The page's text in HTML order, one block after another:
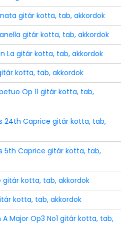
gitár kotta, tab, akkordok
gitár kotta, tab, akkordok
La gitár kotta, tab, akkordok
kotta, tab, akkordok
Op 11 gitár kotta, tab,
24th Caprice gitár kotta, tab,
5th Caprice gitár kotta, tab,
gitár kotta, tab, akkordok
kotta, tab, akkordok
Major Op3 No1 gitár kotta, tab,